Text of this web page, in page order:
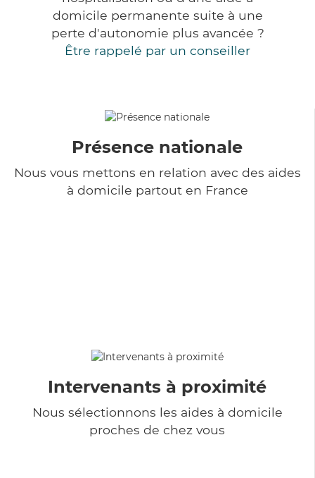
domicile permanente suite à une
perte d'autonomie plus avancée ?
Être rappelé par un conseiller
Présence nationale
Nous vous mettons en relation avec des aides
à domicile partout en France
Intervenants à proximité
Nous sélectionnons les aides à domicile
proches de chez vous